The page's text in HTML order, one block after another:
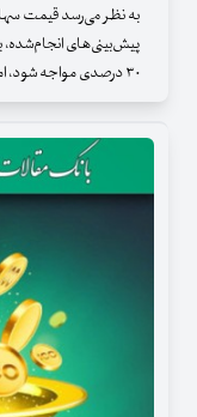
به نظر می‌رسد قیمت
پیش‌بینی‌های انجام‌شده،
۳۰ درصدی مواجه شود، اما این رشد به‌صورت تدریجی و آهسته خواهد بود.